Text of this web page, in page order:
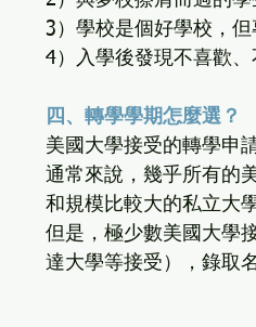
3）學校是個好學校，但
四、轉學學期怎麼選？
美國大學接受的轉學申
通常來說，幾乎所有的
和規模比較大的私立大
但是，極少數美國大學
達大學等接受），錄取